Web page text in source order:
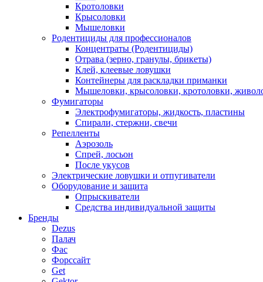
Кротоловки
Крысоловки
Мышеловки
Родентициды для профессионалов
Концентраты (Родентициды)
Отрава (зерно, гранулы, брикеты)
Клей, клеевые ловушки
Контейнеры для раскладки приманки
Мышеловки, крысоловки, кротоловки,
Фумигаторы
Электрофумигаторы, жидкость, пластины
Спирали, стержни, свечи
Репелленты
Аэрозоль
Спрей, лосьон
После укусов
Электрические ловушки и отпугиватели
Оборудование и защита
Опрыскиватели
Средства индивидуальной защиты
Бренды
Dezus
Палач
Фас
Форcсайт
Get